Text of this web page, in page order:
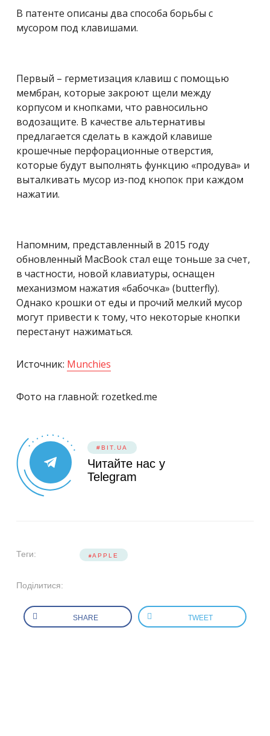
В патенте описаны два способа борьбы с
мусором под клавишами.
Первый – герметизация клавиш с помощью
мембран, которые закроют щели между
корпусом и кнопками, что равносильно
водозащите. В качестве альтернативы
предлагается сделать в каждой клавише
крошечные перфорационные отверстия,
которые будут выполнять функцию «продува» и
выталкивать мусор из-под кнопок при каждом
нажатии.
Напомним, представленный в 2015 году
обновленный MacBook стал еще тоньше за счет,
в частности, новой клавиатуры, оснащен
механизмом нажатия «бабочка» (butterfly).
Однако крошки от еды и прочий мелкий мусор
могут привести к тому, что некоторые кнопки
перестанут нажиматься.
Источник: Munchies
Фото на главной: rozetked.me
#BIT.UA
Читайте нас у
Telegram
Теги: APPLE
Поділитися:
SHARE TWEET